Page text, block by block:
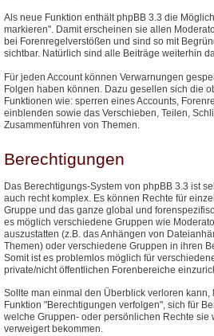
Als neue Funktion enthält phpBB 3.3 die
markieren". Damit erscheinen sie allen
bei Forenregelverstößen und sind so mit
sichtbar. Natürlich sind alle Beiträge weiterhin
Für jeden Account können Verwarnungen
Folgen haben können. Dazu gesellen sich die
Funktionen wie: sperren eines Accounts,
einblenden sowie das Verschieben, Teilen,
Zusammenführen von Themen.
Berechtigungen
Das Berechtigungs-System von phpBB 3.3 ist
auch recht komplex. Es können Rechte für
Gruppe und das ganze global und
es möglich verschiedene Gruppen wie
auszustatten (z.B. das Anhängen von
Themen) oder verschiedene Gruppen in ihren
Somit ist es problemlos möglich für
private/nicht öffentlichen Forenbereiche
Sollte man einmal den Überblick verloren kann,
Funktion "Berechtigungen verfolgen", sich für
welche Gruppen- oder persönlichen Rechte sie
verweigert bekommen.